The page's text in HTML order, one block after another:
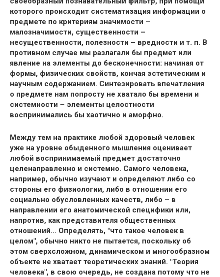
которого происходит систематизация информации о
предмете по критериям значимости –
малозначимости, существенности –
несущественности, полезности – вредности и т. п. В
противном случае мы разлагали бы предмет или
явление на элементы до бесконечности: начиная от
формы, физических свойств, кончая эстетическим и
научным содержанием. Синтезировать впечатления
о предмете нам попросту не хватало бы времени и
системности – элементы целостности
воспринимались бы хаотично и аморфно.
Между тем на практике любой здоровый человек
уже на уровне обыденного мышления оценивает
любой воспринимаемый предмет достаточно
целенаправленно и системно. Самого человека,
например, обычно изучают и определяют либо со
стороны его физиологии, либо в отношении его
социально обусловленных качеств, либо – в
направлении его анатомической специфики или,
напротив, как представителя общественных
отношений… Определять, "что такое человек в
целом", обычно никто не пытается, поскольку об
этом сверхсложном, динамическом и многообразном
объекте не хватает теоретических знаний. "Теория
человека", в свою очередь, не создана потому что не